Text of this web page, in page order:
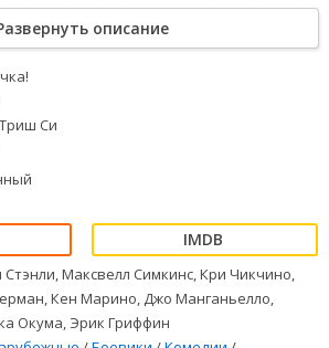
и сестры объединяются, чтобы спасти
одной насыщенной событиями ночи,
не забудут.
описание
Си
Стэнли, Максвелл Симкинс, Кри Чикчино,
Кен Марино, Джо Манганьелло,
Окума, Эрик Гриффин